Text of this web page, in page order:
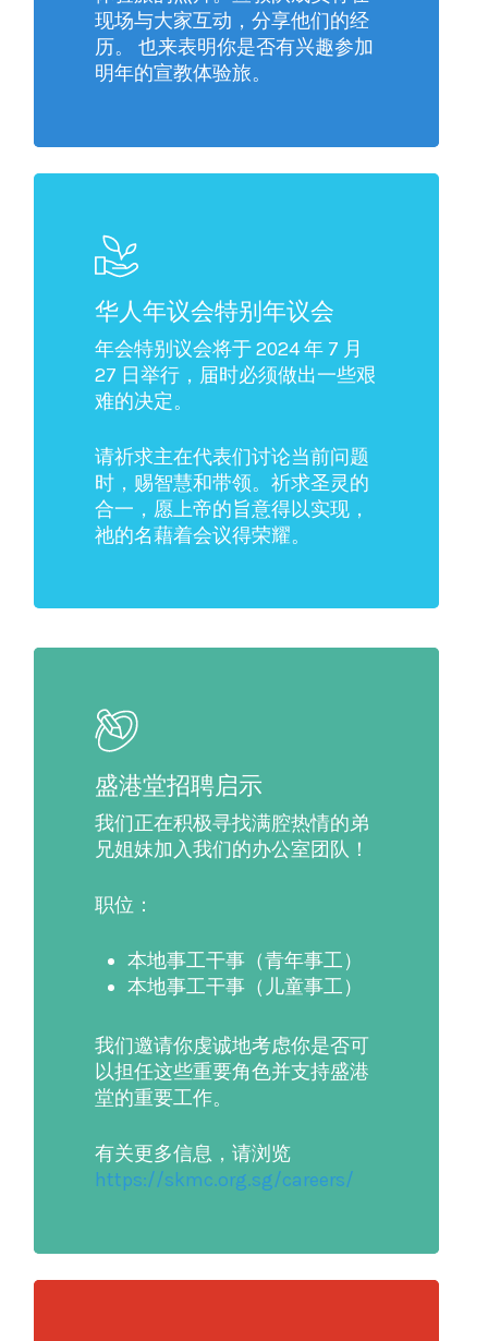
现场与大家互动，分享他们的经
历。 也来表明你是否有兴趣参加
明年的宣教体验旅。
华人年议会特别年议会
年会特别议会将于 2024 年 7 月
27 日举行，届时必须做出一些艰
难的决定。
请祈求主在代表们讨论当前问题
时，赐智慧和带领。祈求圣灵的
合一，愿上帝的旨意得以实现，
祂的名藉着会议得荣耀。
盛港堂招聘启示
我们正在积极寻找满腔热情的弟
兄姐妹加入我们的办公室团队！
职位：
本地事工干事（青年事工）
本地事工干事（儿童事工）
我们邀请你虔诚地考虑你是否可
以担任这些重要角色并支持盛港
堂的重要工作。
有关更多信息，请浏览
https://skmc.org.sg/careers/